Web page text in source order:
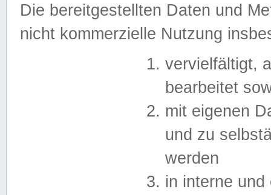
Die bereitgestellten Daten und
nicht kommerzielle Nutzung
vervielfältigt,
bearbeitet
mit eigenen
und zu
werden
in interne